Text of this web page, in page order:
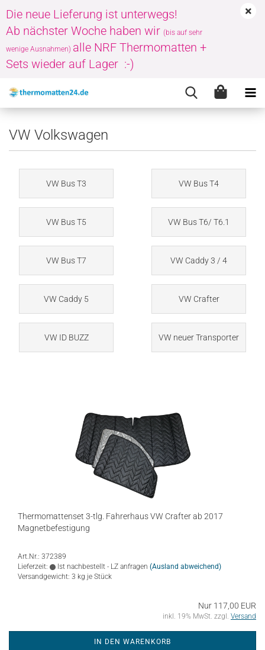
Die neue Lieferung ist unterwegs!
Ab nächster Woche haben wir (bis auf sehr
wenige Ausnahmen) alle NRF Thermomatten +
Sets wieder auf Lager :-)
VW Volkswagen
VW Bus T3 VW Bus T4
VW Bus T5 VW Bus T6/ T6.1
VW Bus T7 VW Caddy 3 / 4
VW Caddy 5 VW Crafter
VW ID BUZZ VW neuer Transporter
Thermomattenset 3-tlg. Fahrerhaus VW Crafter ab 2017
Magnetbefestigung
Art.Nr.: 372389
Lieferzeit:
Ist nachbestellt - LZ anfragen (Ausland abweichend)
Versandgewicht: 3 kg je Stück
Nur 117,00 EUR
inkl. 19% MwSt. zzgl. Versand
IN DEN WARENKORB